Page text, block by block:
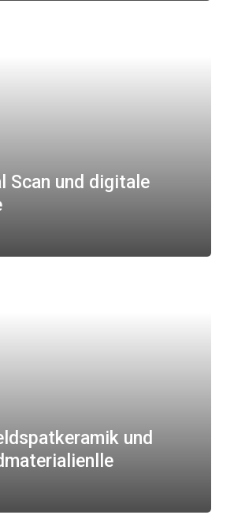
Scan und digitale
und